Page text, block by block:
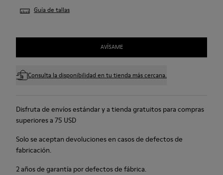
Guía de tallas
AVÍSAME
Consulta la disponibilidad en tu tienda más cercana.
Disfruta de envíos estándar y a tienda gratuitos para compras
superiores a 75 USD
Solo se aceptan devoluciones en casos de defectos de
fabricación.
2 años de garantía por defectos de fábrica.